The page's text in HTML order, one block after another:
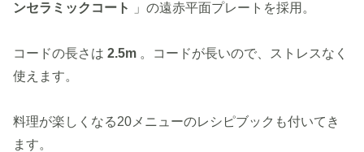
ンセラミックコート
」の遠赤平面プレートを採用。
コードの長さは 2.5m 。コードが長いので、ストレスなく
使えます。
料理が楽しくなる20メニューのレシピブックも付いてき
ます。